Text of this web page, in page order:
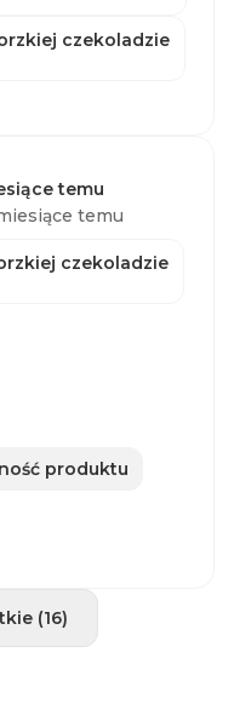
czekoladzie
temu
temu
czekoladzie
produktu
(16)